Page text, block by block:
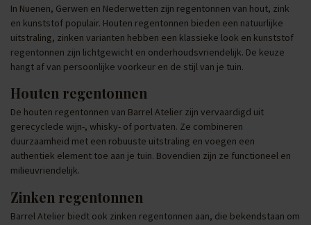
In Nuenen, Gerwen en Nederwetten zijn regentonnen van hout, zink
en kunststof populair. Houten regentonnen bieden een natuurlijke
uitstraling, zinken varianten hebben een klassieke look en kunststof
regentonnen zijn lichtgewicht en onderhoudsvriendelijk. De keuze
hangt af van persoonlijke voorkeur en de stijl van je tuin.
Houten regentonnen
De houten regentonnen van Barrel Atelier zijn vervaardigd uit
gerecyclede wijn-, whisky- of portvaten. Ze combineren
duurzaamheid met een robuuste uitstraling en voegen een
authentiek element toe aan je tuin. Bovendien zijn ze functioneel en
milieuvriendelijk.
Zinken regentonnen
Barrel Atelier biedt ook zinken regentonnen aan, die bekendstaan om